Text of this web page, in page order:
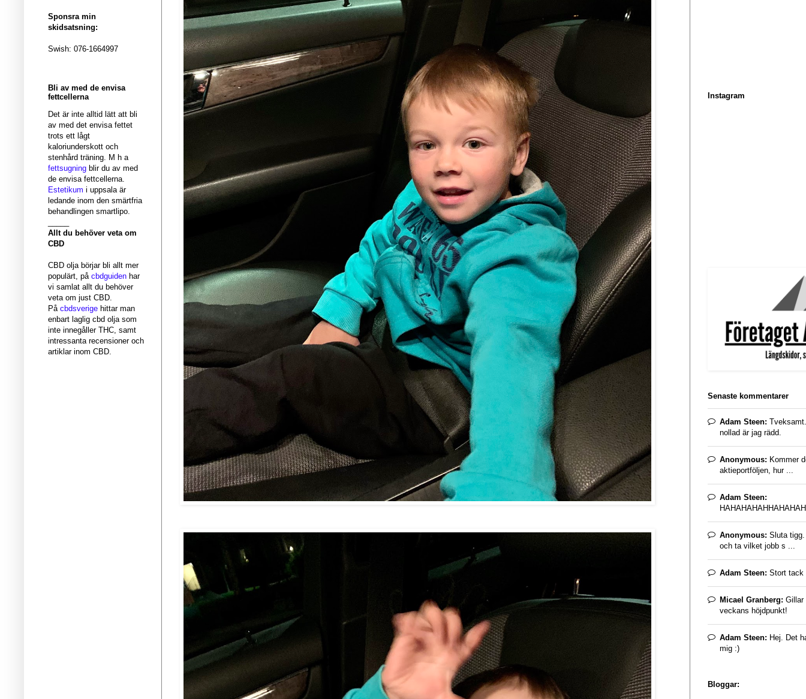
Sponsra min
skidsatsning:
Swish: 076-1664997
Bli av med de envisa
fettcellerna
Det är inte alltid lätt att bli
av med det envisa fettet
trots ett lågt
kaloriunderskott och
stenhård träning. M h a
fettsugning blir du av med
de envisa fettcellerna.
Estetikum i uppsala är
ledande inom den smärtfria
behandlingen smartlipo.
Allt du behöver veta om
CBD
CBD olja börjar bli allt mer
populärt, påcbdguiden har
vi samlat allt du behöver
veta om just CBD.
På cbdsverige hittar man
enbart laglig cbd olja som
inte innegåller THC, samt
intressanta recensioner och
artiklar inom CBD.
Instagram
Senaste kommentarer
Adam Steen:
nollad är jag rädd.
Anonymous: Kommer
aktieportföljen, hur ...
Adam Steen:
Anonymous: Sluta tigg.
och ta vilket jobb s ...
Adam Steen: Stort tack
Micael Granberg: Gillar
veckans höjdpunkt!
Adam Steen: Hej. Det
mig :)
Bloggar: